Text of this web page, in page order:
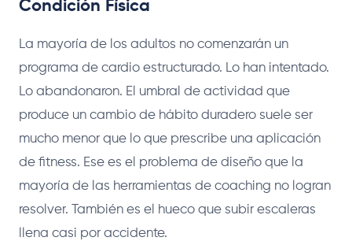
Condición Física
La mayoría de los adultos no comenzarán un
programa de cardio estructurado. Lo han intentado.
Lo abandonaron. El umbral de actividad que
produce un cambio de hábito duradero suele ser
mucho menor que lo que prescribe una aplicación
de fitness. Ese es el problema de diseño que la
mayoría de las herramientas de coaching no logran
resolver. También es el hueco que subir escaleras
llena casi por accidente.